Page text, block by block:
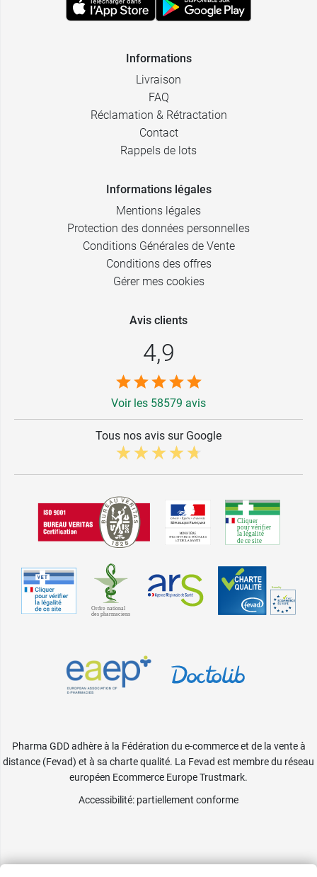
Denim - XL -
34,99 €
S - Anthracite
- 20 cm
- 20 cm
Anthracite -
20 cm
S - Anthracite
- 25 cm
34,99 €
M - Anthracite
L - Anthracite
XL -
Anthracite -
25 cm
M - Anthracite
- 30 cm
L - Anthracite
- 30 cm
Anthracite -
34,99 €
30 cm
34,99 €
Informations
Livraison
FAQ
Réclamation & Rétractation
Contact
Rappels de lots
Informations légales
Mentions légales
Protection des données personnelles
Conditions Générales de Vente
Conditions des offres
Gérer mes cookies
Avis clients
4,9
Voir les 58579 avis
Tous nos avis sur Google
Pharma GDD adhère à la Fédération du e-commerce et de la vente à
distance (Fevad) et à sa charte qualité. La Fevad est membre du réseau
européen Ecommerce Europe Trustmark.
Accessibilité: partiellement conforme